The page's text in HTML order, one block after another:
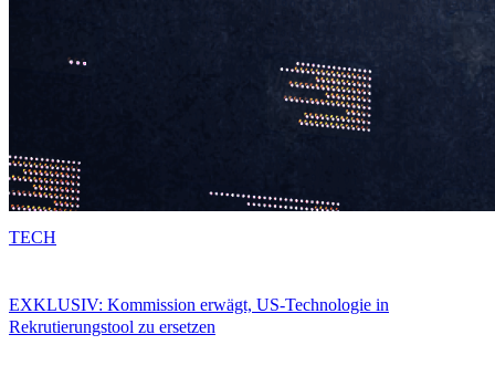
EXKLUSIV: Kommission erwägt, US-Technologie in
Rekrutierungstool zu ersetzen
TECH